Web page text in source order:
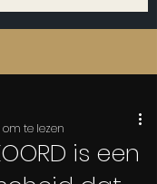
is een
te lezen